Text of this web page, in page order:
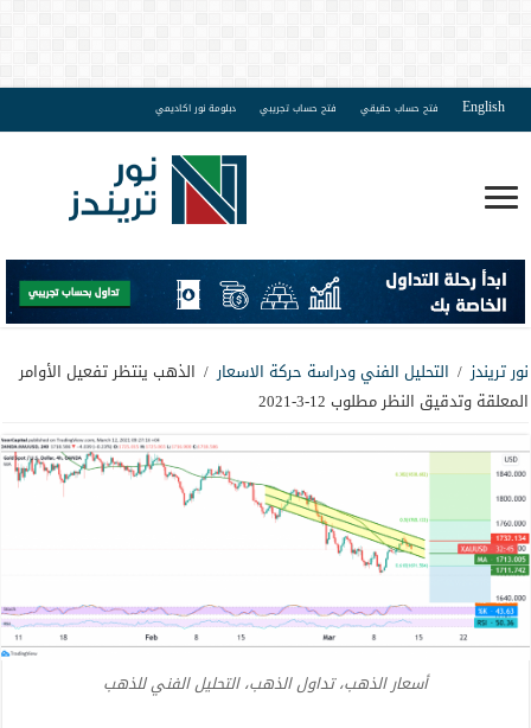
English فتح حساب حقيقي فتح حساب تجريبي دبلومة نور اكاديمي
نور تريندز / التحليل الفني ودراسة حركة الاسعار / الذهب ينتظر تفعيل الأوامر
المعلقة وتدقيق النظر مطلوب 12-3-2021
أسعار الذهب، تداول الذهب، التحليل الفني للذهب